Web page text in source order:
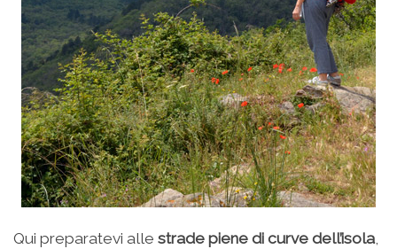
Qui preparatevi alle strade piene di curve dell’isola,